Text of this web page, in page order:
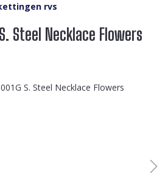
rvs
Steel Necklace Flowers